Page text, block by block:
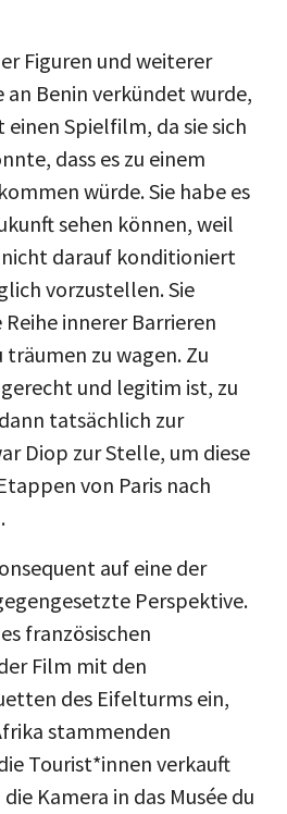
Figuren und weiterer
Benin verkündet wurde,
Spielfilm, da sie sich
dass es zu einem
würde. Sie habe es
sehen können, weil
darauf konditioniert
vorzustellen. Sie
Reihe innerer Barrieren
zu wagen. Zu
und legitim ist, zu
tatsächlich zur
Diop zur Stelle, um diese
von Paris nach
auf eine der
Perspektive.
französischen
Film mit den
des Eifelturms ein,
stammenden
Tourist*innen verkauft
Kamera in das Musée du